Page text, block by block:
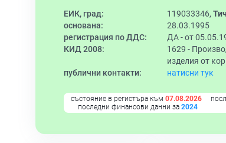
ЕИК, град: 119033346,
основана:
28.03.1995
регистрация по ДДС:
ДА - от
КИД 2008:
1629 -
изделия от
публични контакти:
натисни тук
състояние в регистъра към 07.08.2026
последни финансови данни за 2024